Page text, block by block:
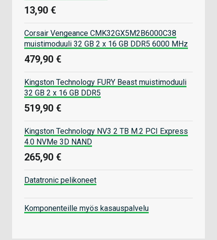
13,90 €
Corsair Vengeance CMK32GX5M2B6000C38
muistimoduuli 32 GB 2 x 16 GB DDR5 6000 MHz
479,90 €
Kingston Technology FURY Beast muistimoduuli
32 GB 2 x 16 GB DDR5
519,90 €
Kingston Technology NV3 2 TB M.2 PCI Express
4.0 NVMe 3D NAND
265,90 €
Datatronic pelikoneet
Komponenteille myös kasauspalvelu